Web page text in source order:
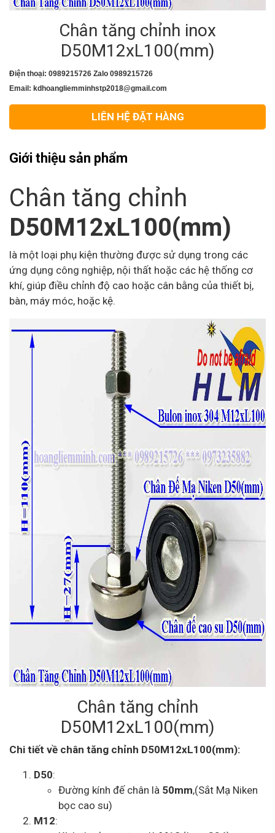
Chân tăng chỉnh inox
D50M12xL100(mm)
Điện thoại: 0989215726 Zalo 0989215726
Email: kdhoangliemminhstp2018@gmail.com
LIÊN HỆ ĐẶT HÀNG
Giới thiệu sản phẩm
Chân tăng chỉnh
D50M12xL100(mm)
là một loại phụ kiện thường được sử dụng trong các
ứng dụng công nghiệp, nội thất hoặc các hệ thống cơ
khí, giúp điều chỉnh độ cao hoặc cân bằng của thiết bị,
bàn, máy móc, hoặc kệ.
Chân tăng chỉnh
D50M12xL100(mm)
Chi tiết về chân tăng chỉnh D50M12xL100(mm):
D50:
Đường kính đế chân là 50mm,(Sắt Mạ Niken
bọc cao su)
M12: